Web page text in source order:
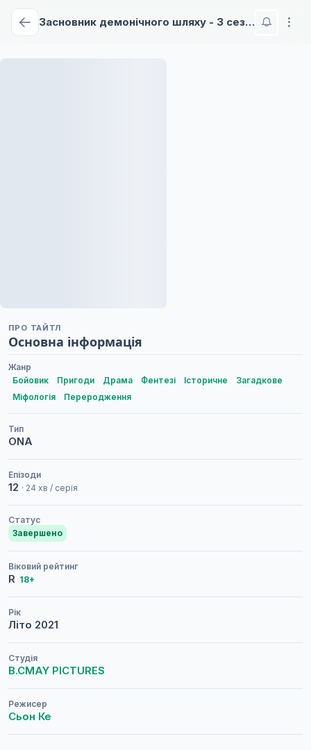
Засновник демонічного шляху - 3 сезон
ПРО ТАЙТЛ
Основна інформація
Жанр
Бойовик
Пригоди Драма Фентезі Історичне
Загадкове
Міфологія
Переродження
Тип
ONA
Епізоди
12 · 24 хв / серія
Статус
Завершено
Віковий рейтинг
R 18+
Рік
Літо 2021
Студія
B.CMAY PICTURES
Режисер
Сьон Ке